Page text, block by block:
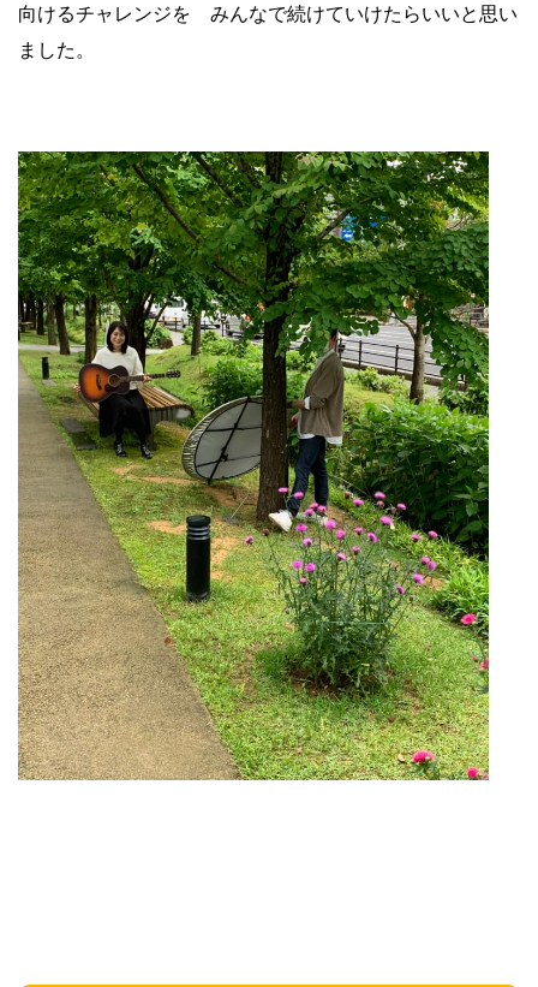
向けるチャレンジを みんなで続けていけたらいいと思い
ました。